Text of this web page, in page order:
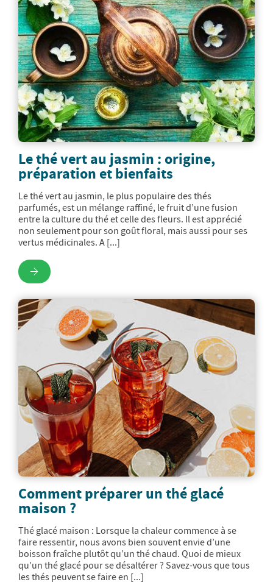
Le thé vert au jasmin : origine,
préparation et bienfaits
Le thé vert au jasmin, le plus populaire des thés
parfumés, est un mélange raffiné, le fruit d’une fusion
entre la culture du thé et celle des fleurs. Il est apprécié
non seulement pour son goût floral, mais aussi pour ses
vertus médicinales. A [...]
Comment préparer un thé glacé
maison ?
Thé glacé maison : Lorsque la chaleur commence à se
faire ressentir, nous avons bien souvent envie d’une
boisson fraîche plutôt qu’un thé chaud. Quoi de mieux
qu’un thé glacé pour se désaltérer ? Savez-vous que tous
les thés peuvent se faire en [...]